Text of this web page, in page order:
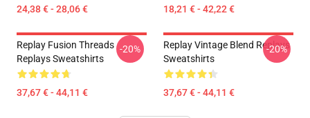
24,38 € - 28,06 € 18,21 € - 42,22 €
Replay Fusion Threads
Replays Sweatshirts
37,67 € - 44,11 €
-20%
Replay Vintage Blend Replays
Sweatshirts
37,67 € - 44,11 €
-20%